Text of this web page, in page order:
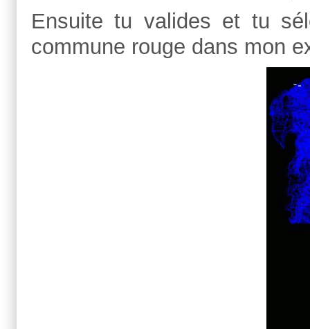
Ensuite tu valides et tu
commune rouge dans mon